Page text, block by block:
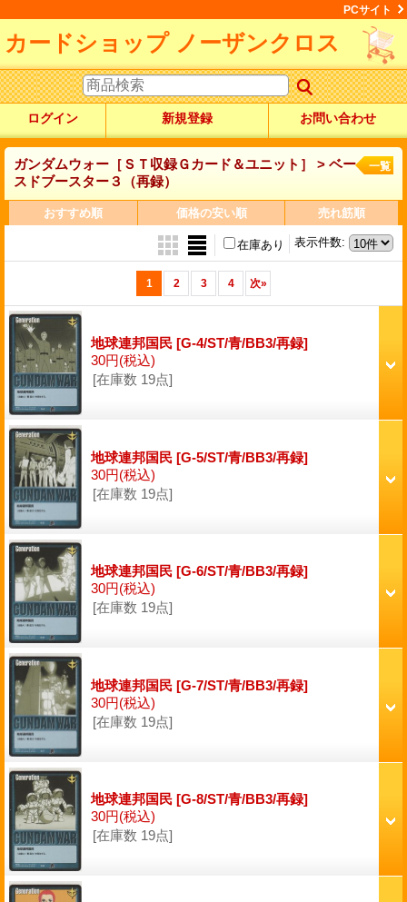
PCサイト
カードショップ ノーザンクロス
ログイン 新規登録 お問い合わせ
ガンダムウォー［ＳＴ収録Ｇカード＆ユニット］ > ベー
スドブースター３（再録）
一覧
おすすめ順 価格の安い順 売れ筋順
表示件数:
在庫あり
1 2 3 4 次»
地球連邦国民 [G-4/ST/青/BB3/再録]
30円(税込)
[在庫数 19点]
地球連邦国民 [G-5/ST/青/BB3/再録]
30円(税込)
[在庫数 19点]
地球連邦国民 [G-6/ST/青/BB3/再録]
30円(税込)
[在庫数 19点]
地球連邦国民 [G-7/ST/青/BB3/再録]
30円(税込)
[在庫数 19点]
地球連邦国民 [G-8/ST/青/BB3/再録]
30円(税込)
[在庫数 19点]